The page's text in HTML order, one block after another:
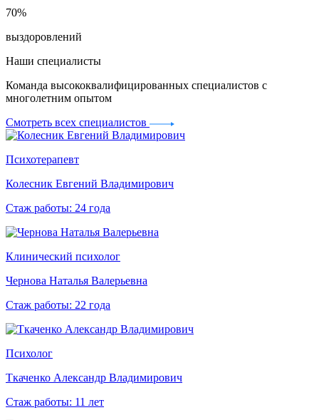
70%
выздоровлений
Наши специалисты
Команда высококвалифицированных специалистов с
многолетним опытом
Смотреть всех специалистов
Психотерапевт
Колесник Евгений Владимирович
Стаж работы: 24 года
Клинический психолог
Чернова Наталья Валерьевна
Стаж работы: 22 года
Психолог
Ткаченко Александр Владимирович
Стаж работы: 11 лет